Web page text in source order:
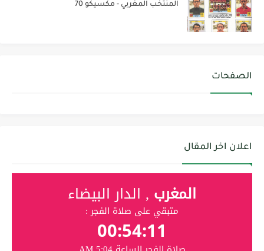
المنتخب المغربي - مكسيكو 70
الصفحات
اعلان اخر المقال